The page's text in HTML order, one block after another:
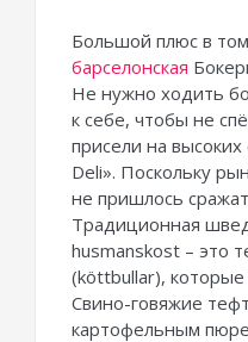
Большой плюс в
барселонская
Не нужно ходить
к себе, чтобы не
присели на высоких
Deli». Поскольку
не пришлось
Традиционная
husmanskost – это
(köttbullar), которые
Свино-говяжие
картофельным